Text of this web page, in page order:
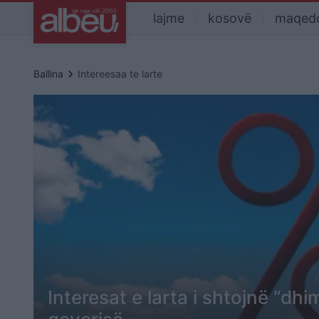
lajme kosovë
Ballina keyboard_arrow_right Intereesaa te larte
Interesat e larta i shtojnë